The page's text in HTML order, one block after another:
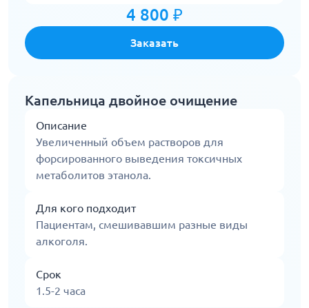
4 800 ₽
Заказать
Капельница двойное очищение
Описание
Увеличенный объем растворов для
форсированного выведения токсичных
метаболитов этанола.
Для кого подходит
Пациентам, смешивавшим разные виды
алкоголя.
Срок
1.5-2 часа